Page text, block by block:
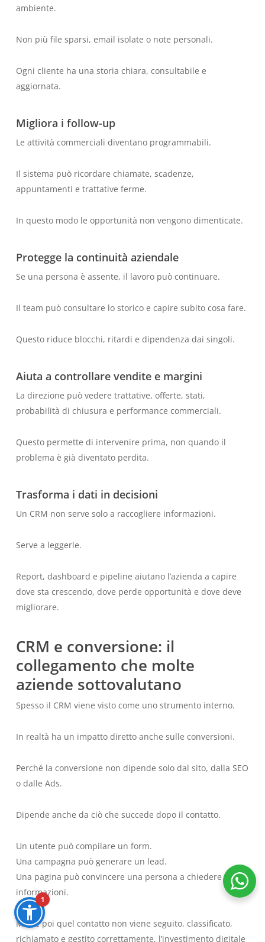
ambiente.
Non più file sparsi, email isolate o note personali.
Ogni cliente ha una storia chiara, consultabile e
aggiornata.
Migliora i follow-up
Le attività commerciali diventano programmabili.
Il sistema può ricordare chiamate, scadenze,
appuntamenti e trattative ferme.
In questo modo le opportunità non vengono dimenticate.
Protegge la continuità aziendale
Se una persona è assente, il lavoro può continuare.
Il team può consultare lo storico e capire subito cosa fare.
Questo riduce blocchi, ritardi e dipendenza dai singoli.
Aiuta a controllare vendite e margini
La direzione può vedere trattative, offerte, stati,
probabilità di chiusura e performance commerciali.
Questo permette di intervenire prima, non quando il
problema è già diventato perdita.
Trasforma i dati in decisioni
Un CRM non serve solo a raccogliere informazioni.
Serve a leggerle.
Report, dashboard e pipeline aiutano l’azienda a capire
dove sta crescendo, dove perde opportunità e dove deve
migliorare.
CRM e conversione: il
collegamento che molte
aziende sottovalutano
Spesso il CRM viene visto come uno strumento interno.
In realtà ha un impatto diretto anche sulle conversioni.
Perché la conversione non dipende solo dal sito, dalla SEO
o dalle Ads.
Dipende anche da ciò che succede dopo il contatto.
Un utente può compilare un form.
Una campagna può generare un lead.
Una pagina può convincere una persona a chiedere
informazioni.
Ma se poi quel contatto non viene seguito, classificato,
richiamato e gestito correttamente, l’investimento digitale
1